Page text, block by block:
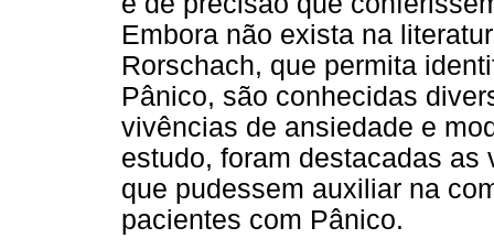
Embora não exista na
Rorschach, que permita
Pânico, são conhecidas
vivências de ansiedade e
estudo, foram destacadas
que pudessem auxiliar na
pacientes com Pânico.